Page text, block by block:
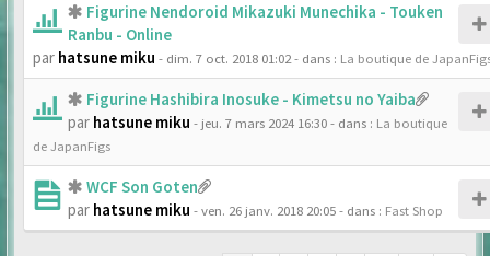
Figurine Nendoroid Mikazuki Munechika - Touken
Ranbu - Online
par hatsune miku - dim. 7 oct. 2018 01:02- dans : La boutique de
Figurine Hashibira Inosuke - Kimetsu no Yaiba
par hatsune miku - jeu. 7 mars 2024 16:30- dans : La boutique
de JapanFigs
WCF Son Goten
par hatsune miku - ven. 26 janv. 2018 20:05- dans : Fast Shop